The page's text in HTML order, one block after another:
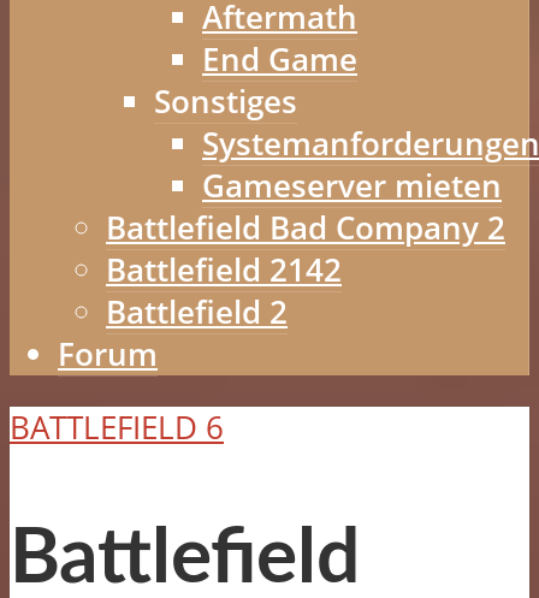
Aftermath
End Game
Sonstiges
Systemanforderungen
Gameserver mieten
Battlefield Bad Company 2
Battlefield 2142
Battlefield 2
Forum
BATTLEFIELD 6
Battlefield